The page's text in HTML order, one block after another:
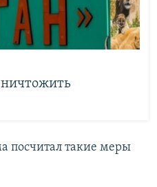
посчитал такие меры